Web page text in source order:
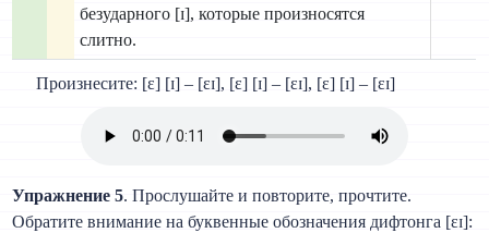
безударного [ɪ], которые произносятся
слитно.
Произнесите: [ɛ] [ɪ] – [ɛɪ], [ɛ] [ɪ] – [ɛɪ], [ɛ] [ɪ] – [ɛɪ]
Упражнение 5. Прослушайте и повторите, прочтите.
Обратите внимание на буквенные обозначения дифтонга [ɛɪ]: